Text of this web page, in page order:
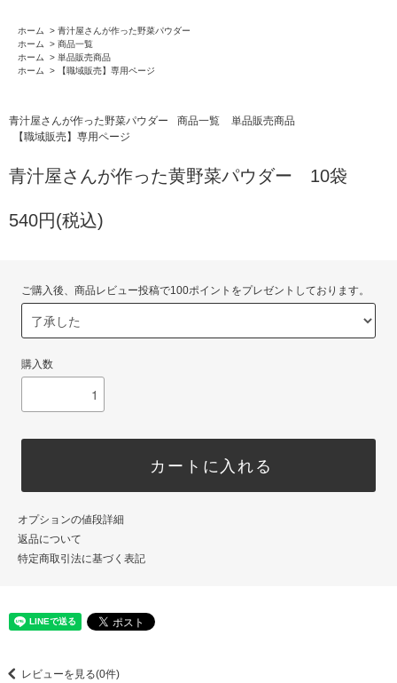
ホーム > 青汁屋さんが作った野菜パウダー
ホーム
> 商品一覧
ホーム
> 単品販売商品
ホーム
> 【職域販売】専用ページ
青汁屋さんが作った野菜パウダー 商品一覧
単品販売商品
【職域販売】専用ページ
青汁屋さんが作った黄野菜パウダー 10袋
540円(税込)
ご購入後、商品レビュー投稿で100ポイントをプレゼントしております。
購入数
カートに入れる
オプションの値段詳細
返品について
特定商取引法に基づく表記
レビューを見る(0件)